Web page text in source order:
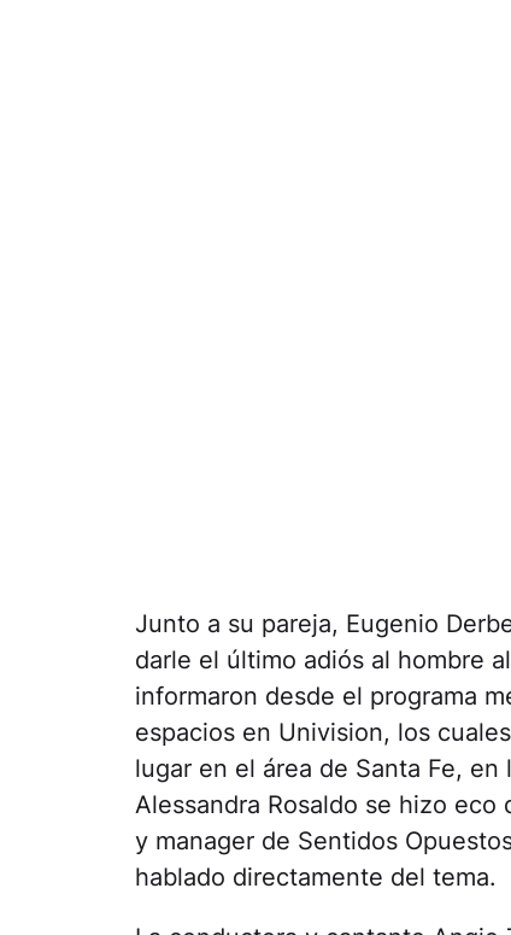
Junto a su pareja, Eugenio
darle el último adiós al hombre
informaron desde el programa
espacios en Univision, los
lugar en el área de Santa Fe,
Alessandra Rosaldo se hizo
y manager de Sentidos
hablado directamente del tema.